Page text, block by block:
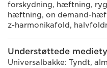
forskydning, hæftning,
hæftning, on demand-
z-harmonikafold,
Understøttede
Universalbakke: Tyndt,